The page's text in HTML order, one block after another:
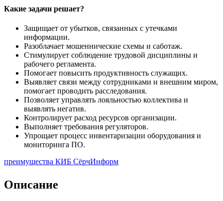
Какие задачи решает?
Защищает от убытков, связанных с утечками
информации.
Разоблачает мошеннические схемы и саботаж.
Стимулирует соблюдение трудовой дисциплины и
рабочего регламента.
Помогает повысить продуктивность служащих.
Выявляет связи между сотрудниками и внешним миром,
помогает проводить расследования.
Позволяет управлять лояльностью коллектива и
выявлять негатив.
Контролирует расход ресурсов организации.
Выполняет требования регуляторов.
Упрощает процесс инвентаризации оборудования и
мониторинга ПО.
преимущества КИБ СёрчИнформ
Описание